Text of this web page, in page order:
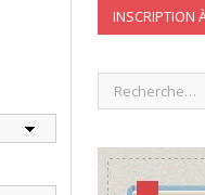
INSCRIPTION